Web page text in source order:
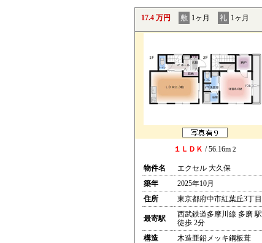
17.4 万円 敷 1ヶ月 礼 1ヶ月
１ＬＤＫ / 56.16m 2
物件名
エクセル 大久保
築年
2025年10月
住所
東京都府中市紅葉丘3丁目
最寄駅
西武鉄道多摩川線 多磨 駅
徒歩 2分
構造
木造亜鉛メッキ鋼板葺